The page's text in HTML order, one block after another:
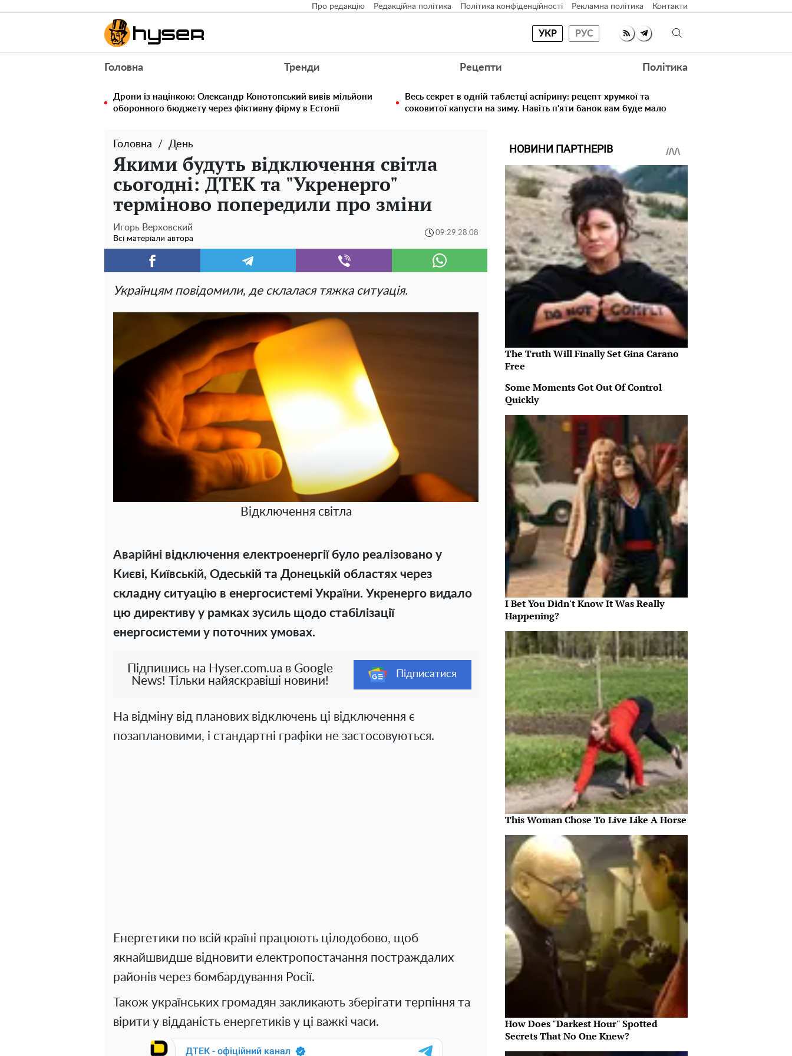
Про редакцію Редакційна політика Політика конфіденційності Рекламна політика Контакти
УКР РУС
Головна Тренди Рецепти Політика
Дрони із націнкою: Олександр Конотопський вивів мільйони
оборонного бюджету через фіктивну фірму в Естонії
Весь секрет в одній таблетці аспірину: рецепт хрумкої та
соковитої капусти на зиму. Навіть п'яти банок вам буде мало
Головна День
Якими будуть відключення світла
сьогодні: ДТЕК та "Укренерго"
терміново попередили про зміни
Игорь Верховский
Всі матеріали автора
09:29 28.08
Українцям повідомили, де склалася тяжка ситуація.
Відключення світла
Аварійні відключення електроенергії було реалізовано у
Києві, Київській, Одеській та Донецькій областях через
складну ситуацію в енергосистемі України. Укренерго видало
цю директиву у рамках зусиль щодо стабілізації
енергосистеми у поточних умовах.
Підпишись на Hyser.com.ua в Google
News! Тільки найяскравіші новини!
Підписатися
На відміну від планових відключень ці відключення є
позаплановими, і стандартні графіки не застосовуються.
Енергетики по всій країні працюють цілодобово, щоб
якнайшвидше відновити електропостачання постраждалих
районів через бомбардування Росії.
Також українських громадян закликають зберігати терпіння та
вірити у відданість енергетиків у ці важкі часи.
НОВИНИ ПАРТНЕРІВ
The Truth Will Finally Set Gina Carano
Free
Some Moments Got Out Of Control
Quickly
I Bet You Didn't Know It Was Really
Happening?
This Woman Chose To Live Like A Horse
How Does "Darkest Hour" Spotted
Secrets That No One Knew?